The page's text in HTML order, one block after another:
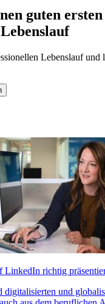
guten
Lebenslauf und
LinkedIn richtig
digitalisierten und